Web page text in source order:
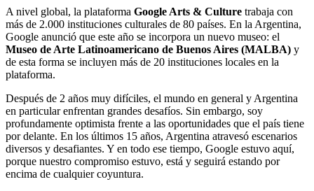
A nivel global, la plataforma Google Arts & Culture trabaja con
más de 2.000 instituciones culturales de 80 países. En la Argentina,
Google anunció que este año se incorpora un nuevo museo: el
Museo de Arte Latinoamericano de Buenos Aires (MALBA) y
de esta forma se incluyen más de 20 instituciones locales en la
plataforma.
Después de 2 años muy difíciles, el mundo en general y Argentina
en particular enfrentan grandes desafíos. Sin embargo, soy
profundamente optimista frente a las oportunidades que el país tiene
por delante. En los últimos 15 años, Argentina atravesó escenarios
diversos y desafiantes. Y en todo ese tiempo, Google estuvo aquí,
porque nuestro compromiso estuvo, está y seguirá estando por
encima de cualquier coyuntura.